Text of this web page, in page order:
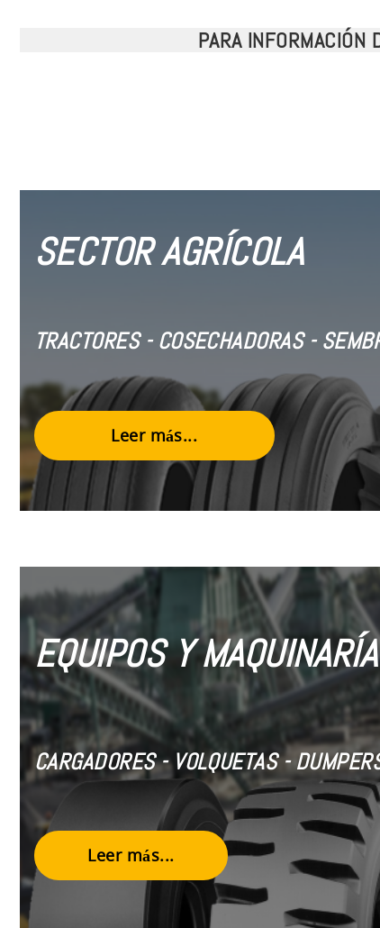
PARA INFORMACIÓN
SECTOR AGRÍCOLA
TRACTORES - COSECHADORAS -
Leer más...
EQUIPOS Y
CARGADORES - VOLQUETAS -
Leer más...